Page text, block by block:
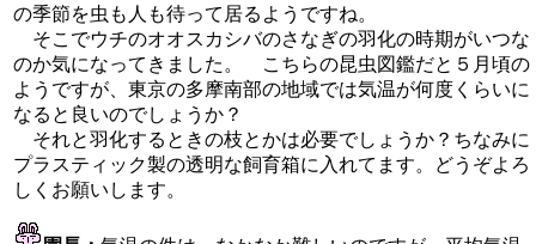
の季節を虫も人も待って居るようですね。
そこでウチのオオスカシバのさなぎの羽化の時期がいつな
のか気になってきました。 こちらの昆虫図鑑だと５月頃の
ようですが、東京の多摩南部の地域では気温が何度くらいに
なると良いのでしょうか？
それと羽化するときの枝とかは必要でしょうか？ちなみに
プラスティック製の透明な飼育箱に入れてます。どうぞよろ
しくお願いします。